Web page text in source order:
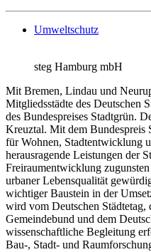
Umweltschutz
steg Hamburg mbH
Mit Bremen, Lindau und
Mitgliedsstädte des Deutschen
des Bundespreises Stadtgrün.
Kreuztal. Mit dem Bundespreis
für Wohnen, Stadtentwicklung
herausragende Leistungen der
Freiraumentwicklung
urbaner Lebensqualität
wichtiger Baustein in der
wird vom Deutschen Städtetag,
Gemeindebund und dem
wissenschaftliche Begleitung
Bau-, Stadt- und